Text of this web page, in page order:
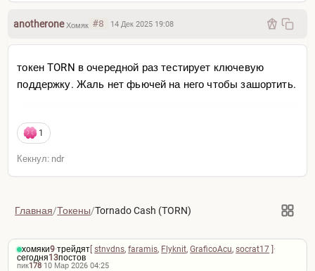
anotheroneХомяк #8 14 Дек 2025 19:08
токен TORN в очередной раз тестирует ключевую
поддержку. Жаль нет фьючей на него чтобы зашортить.
1
Кекнул: ndr
Главная/Токены/Tornado Cash (TORN)
хомяки9·трейдят [stnvdns,faramis, Flyknit,GraficoAcu,socrat17 ·
сегодня13постов
пик178·10 Мар 2026 04:25